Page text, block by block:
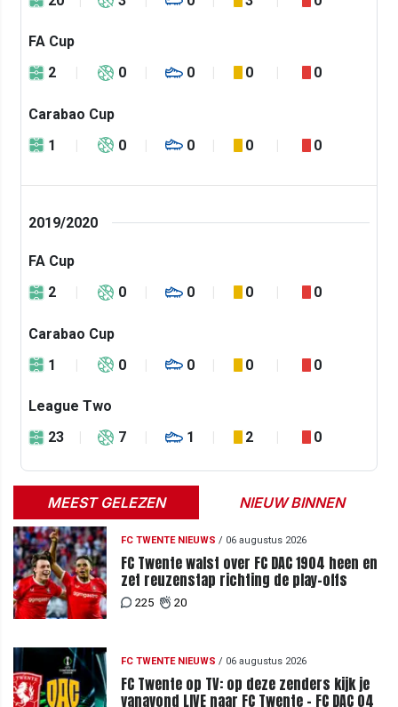
FA Cup
2
0 0 0 0
Carabao Cup
1
0 0 0 0
2019/2020
FA Cup
2
0 0 0 0
Carabao Cup
1
0 0 0 0
League Two
23
7 1 2 0
MEEST GELEZEN NIEUW BINNEN
FC TWENTE NIEUWS / 06 augustus 2026
FC Twente walst over FC DAC 1904 heen en
zet reuzenstap richting de play-offs
225 20
FC TWENTE NIEUWS / 06 augustus 2026
FC Twente op TV: op deze zenders kijk je
vanavond LIVE naar FC Twente - FC DAC 04